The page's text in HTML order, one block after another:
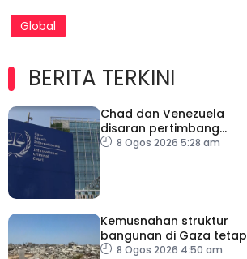
Global
BERITA TERKINI
Chad dan Venezuela
disaran pertimbang
semula keputusan tarik
8 Ogos 2026 5:28 am
Kemusnahan struktur
bangunan di Gaza tetap
catat peningkatan
8 Ogos 2026 4:50 am